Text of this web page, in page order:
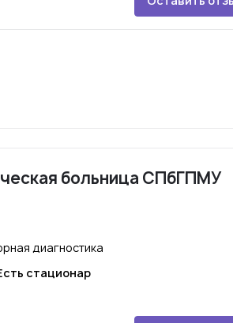
больница СПбГПМУ
диагностика
стационар